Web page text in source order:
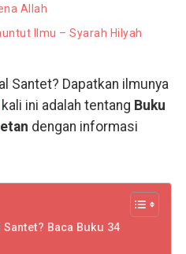
Allah
Ilmu – Syarah Hilyah
Santet? Dapatkan ilmunya
kali ini adalah tentang Buku
dengan informasi
Santet? Baca Buku 34